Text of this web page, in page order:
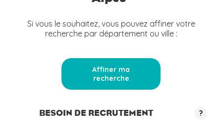
Si vous le souhaitez, vous pouvez affiner votre
recherche par département ou ville :
Affiner ma
recherche
BESOIN DE RECRUTEMENT ?